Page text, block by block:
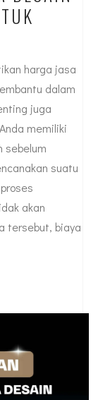
harga jasa
dalam
juga
memiliki
sebelum
suatu
akan
tersebut, biaya